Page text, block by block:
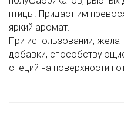
птицы. Придаст им
яркий аромат.
При использовании,
добавки,
специй на поверхности